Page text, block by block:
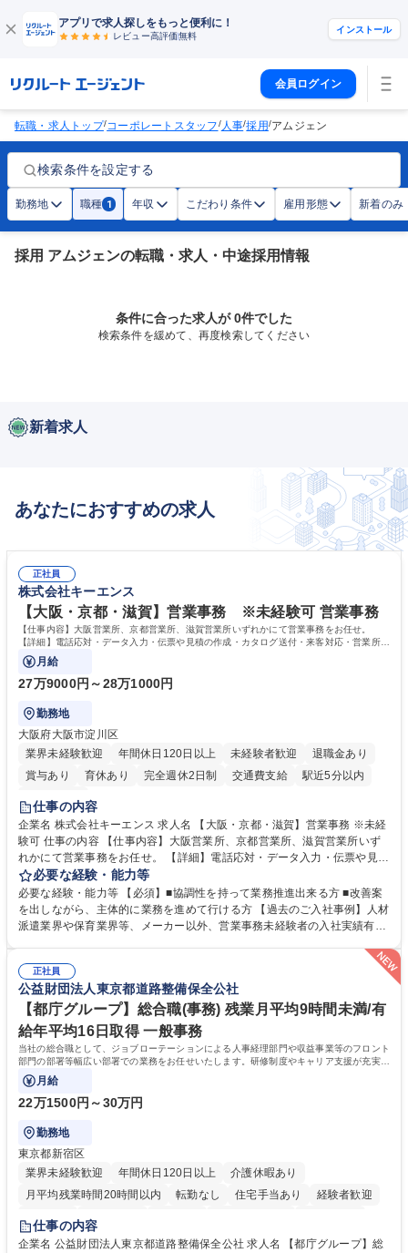
アプリで求人探しをもっと便利に！
レビュー高評価無料
インストール
会員ログイン
転職・求人トップ/コーポレートスタッフ/人事/採用/アムジェン
検索条件を設定する
勤務地 職種 1 年収 こだわり条件 雇用形態 新着のみ
採用 アムジェンの転職・求人・中途採用情報
条件に合った求人が 0件でした
検索条件を緩めて、再度検索してください
新着求人
あなたにおすすめの求人
正社員
株式会社キーエンス
【大阪・京都・滋賀】営業事務 ※未経験可 営業事務
【仕事内容】大阪営業所、京都営業所、滋賀営業所いずれかにて営業事務をお任せ。
【詳細】電話応対・データ入力・伝票や見積の作成・カタログ送付・来客対応・営業所内
で発生する事務業務や業務改善をお任せ。
月給
27万9000円～28万1000円
勤務地
大阪府大阪市淀川区
業界未経験歓迎
年間休日120日以上 未経験者歓迎
退職金あり
賞与あり
育休あり 完全週休2日制 交通費支給
駅近5分以内
土日祝休み
仕事の内容
企業名 株式会社キーエンス 求人名 【大阪・京都・滋賀】営業事務 ※未経
験可 仕事の内容 【仕事内容】大阪営業所、京都営業所、滋賀営業所いず
れかにて営業事務をお任せ。 【詳細】電話応対・データ入力・伝票や見積
の作成・カタログ送付・来客対応・営業所内で発生する事務業務や業務改
善をお任せ。 【教育制度】ご入社後、育成担当とペアになりながらOJTに
て業務を覚えていただくことが可能です。業務システムがきちんと構築さ
れているため、スムーズに仕事に慣れることができる環境です。また、
常に改善を目指す風土のため、安心して業務に取り組んでいただけます。
募集職種 【大阪・京都・滋賀】営業事務 ※未経験可
必要な経験・能力等
必要な経験・能力等 【必須】■協調性を持って業務推進出来る方 ■改善案
を出しながら、主体的に業務を進めて行ける方 【過去のご入社事例】人材
派遣業界や保育業界等、メーカー以外、営業事務未経験者の入社実績有
により、キーエンスの付加価値向上に貢献します。ベースの定型業務に加
えて、お客様や社員の状況に合わせ、能動的なサポート、改善の動きも期
待され。組織を支えるスペシャリストとして、チームに貢献し、結果的に
社員から頼られる存在になることができます。平均19:30の退勤以降の業
務の持ち帰りも禁止されており、メリハリのある働き方となります。 学
歴・資格 学歴：大学院 大学 高専 短大 語学力： 資格：
正社員
公益財団法人東京都道路整備保全公社
【都庁グループ】総合職(事務) 残業月平均9時間未満/有
給年平均16日取得 一般事務
当社の総合職として、ジョブローテーションによる人事経理部門や収益事業等のフロント
部門の部署等幅広い部署での業務をお任せいたします。研修制度やキャリア支援が充実し
ております！ ※下記業務詳細
月給
22万1500円～30万円
勤務地
東京都新宿区
業界未経験歓迎
年間休日120日以上
介護休暇あり
月平均残業時間20時間以内
転勤なし 住宅手当あり
経験者歓迎
研修あり
退職金あり
駅近5分以内
資格取得手当あり 食事補助あり
仕事の内容
企業名 公益財団法人東京都道路整備保全公社 求人名 【都庁グループ】総